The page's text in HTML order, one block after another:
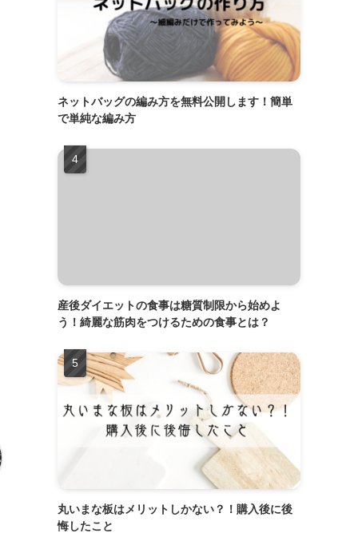
ネットバッグの編み方を無料公開します！簡単
で単純な編み方
産後ダイエットの食事は糖質制限から始めよ
う！綺麗な筋肉をつけるための食事とは？
丸いまな板はメリットしかない？！購入後に後
悔したこと